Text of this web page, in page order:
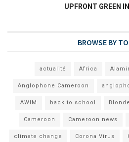
UPFRONT GREEN
BROWSE BY
actualité Africa
Anglophone Cameroon
AWIM back to school
Cameroon Cameroon news
climate change Corona Virus